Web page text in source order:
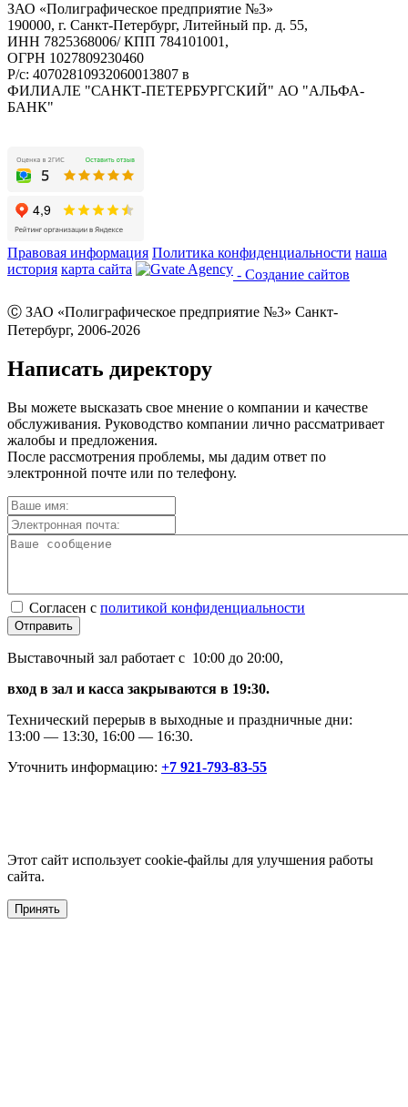
ЗАО «Полиграфическое предприятие №3»
190000, г. Санкт-Петербург, Литейный пр. д. 55,
ИНН 7825368006/ КПП 784101001,
ОГРН 1027809230460
Р/с: 40702810932060013807 в
ФИЛИАЛЕ "САНКТ-ПЕТЕРБУРГСКИЙ" АО "АЛЬФА-
БАНК"
Правовая информация Политика конфиденциальности наша
история карта сайта - Создание сайтов
Ⓒ ЗАО «Полиграфическое предприятие №3» Санкт-
Петербург, 2006-2026
Написать директору
Вы можете высказать свое мнение о компании и качестве
обслуживания. Руководство компании лично рассматривает
жалобы и предложения.
После рассмотрения проблемы, мы дадим ответ по
электронной почте или по телефону.
Согласен с политикой конфиденциальности
Отправить
Выставочный зал работает с 10:00 до 20:00,
вход в зал и касса закрываются в 19:30.
Технический перерыв в выходные и праздничные дни:
13:00 — 13:30, 16:00 — 16:30.
Уточнить информацию: +7 921-793-83-55
Этот сайт использует cookie-файлы для улучшения работы
сайта.
Принять